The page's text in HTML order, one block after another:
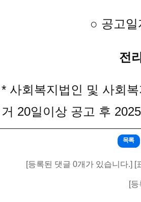
○ 공고일
전
* 사회복지법인 및 사회
거 20일이상 공고 후
목록
[등록된 댓글 0개가 있습니다.]
[